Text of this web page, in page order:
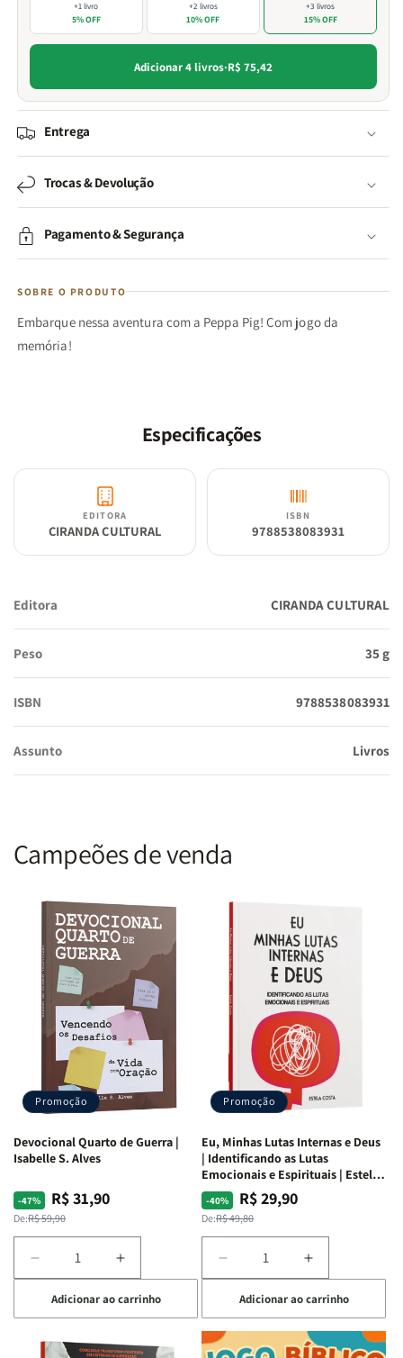
+1 livro
5% OFF
+2 livros
10% OFF
+3 livros
15% OFF
Adicionar 4 livros·R$ 75,42
Entrega
Trocas & Devolução
Pagamento & Segurança
SOBRE O PRODUTO
Embarque nessa aventura com a Peppa Pig! Com jogo da
memória!
Especificações
EDITORA
CIRANDA CULTURAL
ISBN
9788538083931
Editora CIRANDA CULTURAL
Peso 35 g
ISBN 9788538083931
Assunto Livros
Campeões de venda
Promoção
Devocional Quarto de Guerra |
Isabelle S. Alves
-47%
Preço
normal
De:R$ 59,90
Preço
promocional
R$ 31,90
Diminuir
a
quantidade
de
Devocional
Aumentar
a
quantidade
de
Devocional
Adicionar ao carrinho
Promoção
Eu, Minhas Lutas Internas e Deus
| Identificando as Lutas
Emocionais e Espirituais | Estela
Costa
-40%
Preço
normal
De:R$ 49,80
Preço
promocional
R$ 29,90
Diminuir
a
quantidade
de
Eu,
Aumentar
a
quantidade
de
Eu,
Adicionar ao carrinho